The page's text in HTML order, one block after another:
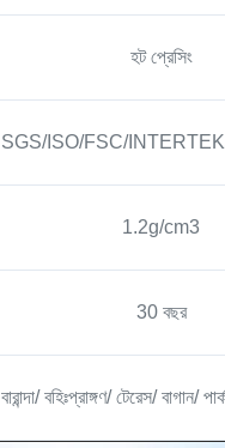
হট প্রেসিং
SGS/ISO/FSC/
1.2g/cm3
30 বছর
বারান্দা/ বহিঃপ্রাঙ্গণ/ টেরেস/